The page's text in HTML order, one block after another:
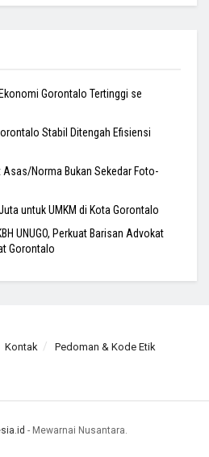
Gorontalo Tertinggi se
Stabil Ditengah Efisiensi
Asas/Norma Bukan Sekedar Foto-
untuk UMKM di Kota Gorontalo
UNUGO, Perkuat Barisan Advokat
Gorontalo
Kontak Pedoman & Kode Etik
- Mewarnai Nusantara.